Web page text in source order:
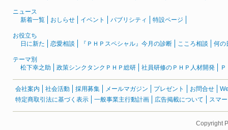
ニュース
新着一覧
おしらせ イベント パブリシティ 特設ページ
お役立ち
日に新た
恋愛相談 『ＰＨＰスペシャル』今月の診断 こころ相談 何の
テーマ別
松下幸之助
政策シンクタンクＰＨＰ総研 社員研修のＰＨＰ人材開発
会社案内 社会活動 採用募集 メールマガジン プレゼント お問合せ
特定商取引法に基づく表示
一般事業主行動計画 広告掲載について スマ
Copyright